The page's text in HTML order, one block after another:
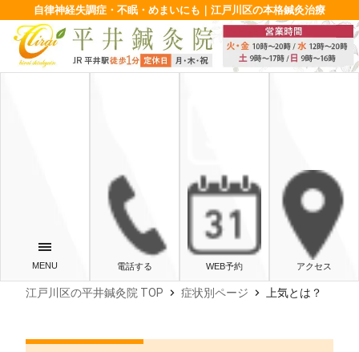
自律神経失調症・不眠・めまいにも｜江戸川区の本格鍼灸治療
電話する WEB予約 アクセス
江戸川区の平井鍼灸院 TOP chevron_right 症状別ページ chevron_right 上気とは？